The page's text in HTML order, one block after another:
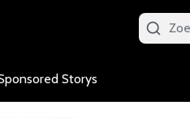
Storys